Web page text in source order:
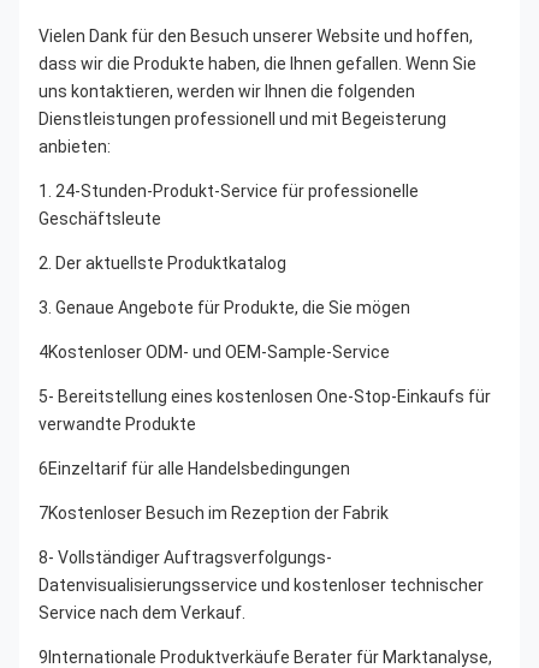
Vielen Dank für den Besuch unserer Website und hoffen,
dass wir die Produkte haben, die Ihnen gefallen. Wenn Sie
uns kontaktieren, werden wir Ihnen die folgenden
Dienstleistungen professionell und mit Begeisterung
anbieten:
1. 24-Stunden-Produkt-Service für professionelle
Geschäftsleute
2. Der aktuellste Produktkatalog
3. Genaue Angebote für Produkte, die Sie mögen
4Kostenloser ODM- und OEM-Sample-Service
5- Bereitstellung eines kostenlosen One-Stop-Einkaufs für
verwandte Produkte
6Einzeltarif für alle Handelsbedingungen
7Kostenloser Besuch im Rezeption der Fabrik
8- Vollständiger Auftragsverfolgungs-
Datenvisualisierungsservice und kostenloser technischer
Service nach dem Verkauf.
9Internationale Produktverkäufe Berater für Marktanalyse,